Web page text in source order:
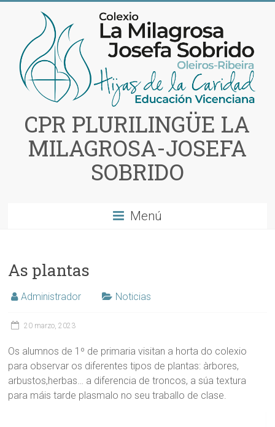
contenido
CPR PLURILINGÜE LA
MILAGROSA-JOSEFA
SOBRIDO
Menú
As plantas
Administrador Noticias
20 marzo, 2023
Os alumnos de 1º de primaria visitan a horta do colexio
para observar os diferentes tipos de plantas: àrbores,
arbustos,herbas… a diferencia de troncos, a súa textura
para máis tarde plasmalo no seu traballo de clase.